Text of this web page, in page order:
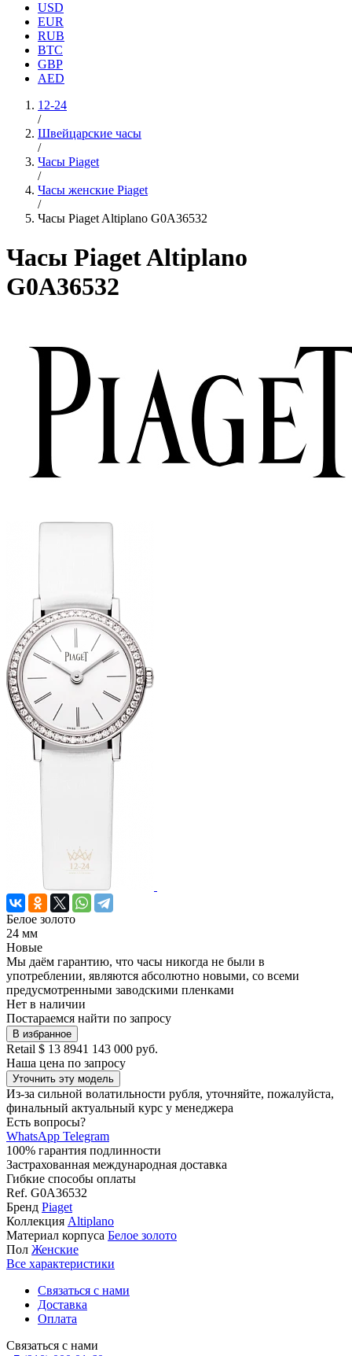
USD
EUR
RUB
BTC
GBP
AED
12-24
/
Швейцарские часы
/
Часы Piaget
/
Часы женские Piaget
/
Часы Piaget Altiplano G0A36532
Часы Piaget Altiplano
G0A36532
Белое золото
24 мм
Новые
Мы даём гарантию, что часы никогда не были в
употреблении, являются абсолютно новыми, со всеми
предусмотренными заводскими пленками
Нет в наличии
Постараемся найти по запросу
В избранное
Retail $ 13 8941 143 000 руб.
Наша цена по запросу
Уточнить эту модель
Из-за сильной волатильности рубля, уточняйте, пожалуйста,
финальный актуальный курс у менеджера
Есть вопросы?
WhatsApp Telegram
100% гарантия подлинности
Застрахованная международная доставка
Гибкие способы оплаты
Ref. G0A36532
Бренд Piaget
Коллекция Altiplano
Материал корпуса Белое золото
Пол Женские
Все характеристики
Связаться с нами
Доставка
Оплата
Связаться с нами